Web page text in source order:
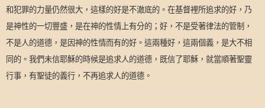
和犯罪的力量仍然很大，這樣的好是不澈底的。在基督裡所追求的好，乃
是神性的一切豐盛，是在神的性情上有分的；好，不是受著律法的管制，
不是人的道德，是因神的性情而有的好。這兩種好，這兩個義，是大不相
同的。我們未信耶穌的時候是追求人的道德，既信了耶穌，就當順著聖靈
行事，有聖徒的義行，不再追求人的道德。